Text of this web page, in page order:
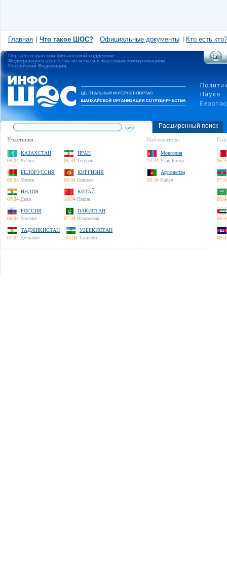
Главная Что такое ШОС? Официальные документы Кто есть кто?
Портал создан при финансовой поддержке
Федерального агентства по печати и массовым коммуникациям
Российской Федерации
Расширенный поиск
Участники:
КАЗАХСТАН
08:04 Астана
ИРАН
06:34 Тегеран
БЕЛОРУССИЯ
05:04 Минск
КИРГИЗИЯ
08:04 Бишкек
ИНДИЯ
07:34 Дели
КИТАЙ
10:04 Пекин
РОССИЯ
06:04 Москва
ПАКИСТАН
07:04 Исламабад
ТАДЖИКИСТАН
07:04 Душанбе
УЗБЕКИСТАН
07:04 Ташкент
Наблюдатели:
Монголия
10:04 Улан-Батор
Афганистан
06:34 Кабул